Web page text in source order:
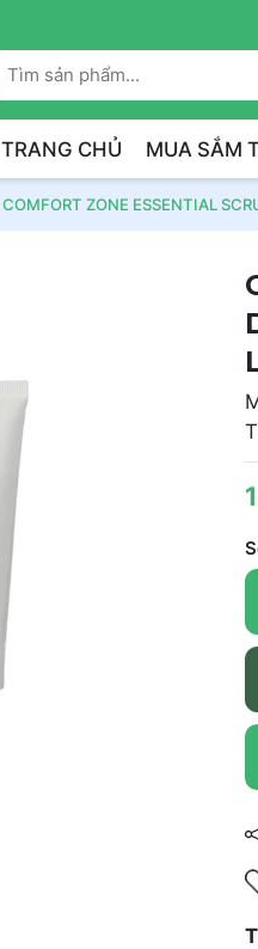
TRANG CHỦ MUA SẮM
COMFORT ZONE ESSENTIAL